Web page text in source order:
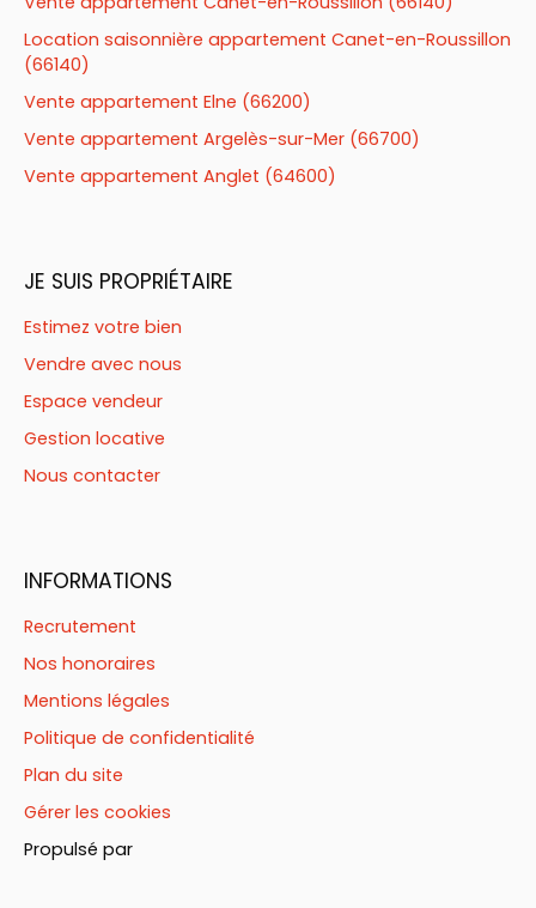
Location saisonnière appartement Canet-en-Roussillon
(66140)
Vente appartement Elne (66200)
Vente appartement Argelès-sur-Mer (66700)
Vente appartement Anglet (64600)
JE SUIS PROPRIÉTAIRE
Estimez votre bien
Vendre avec nous
Espace vendeur
Gestion locative
Nous contacter
INFORMATIONS
Recrutement
Nos honoraires
Mentions légales
Politique de confidentialité
Plan du site
Gérer les cookies
Propulsé par